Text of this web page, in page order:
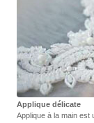
Applique délicate
Applique à la main est